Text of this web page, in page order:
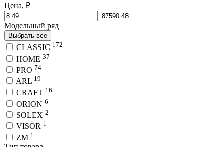
Цена, ₽
Модельный ряд
Выбрать все
CLASSIC 172
HOME 37
PRO 74
ARL 19
CRAFT 16
ORION 6
SOLEX 2
VISOR 1
ZM 1